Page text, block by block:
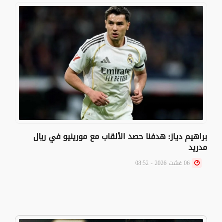
براهيم دياز: هدفنا حصد الألقاب مع مورينيو في ريال
مدريد